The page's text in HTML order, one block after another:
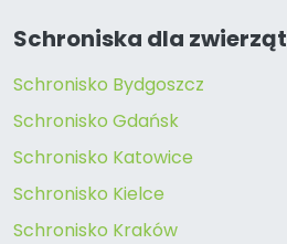
Schroniska dla zwierząt
Schronisko Bydgoszcz
Schronisko Gdańsk
Schronisko Katowice
Schronisko Kielce
Schronisko Kraków